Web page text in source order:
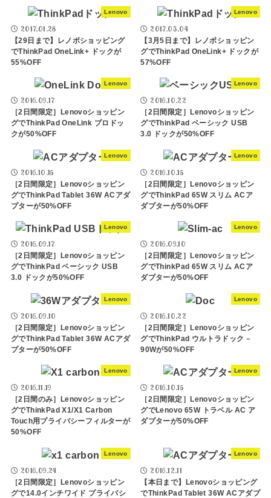
Lenovo
2017.01.28
【29日まで】レノボショッピング
でThinkPad OneLink+ ドックが
55%OFF
Lenovo
2017.03.04
【3月5日まで】レノボショッピン
グでThinkPad OneLink+ ドックが
57%OFF
Lenovo
2016.09.17
［2日間限定］Lenovoショッピン
グでThinkPad OneLink プロドッ
クが50%OFF
Lenovo
2016.10.22
［2日間限定］Lenovoショッピン
グでThinkPad ベーシック USB
3.0 ドックが50%OFF
Lenovo
2016.10.15
［2日間限定］Lenovoショッピン
グでThinkPad Tablet 36W ACアダ
プターが50%OFF
Lenovo
2016.10.15
［2日間限定］Lenovoショッピン
グでThinkPad 65W スリム ACア
ダプターが50%OFF
Lenovo
2016.09.17
［2日間限定］Lenovoショッピン
グでThinkPad ベーシック USB
3.0 ドックが50%OFF
Lenovo
2016.09.10
［2日間限定］Lenovoショッピン
グでThinkPad 65W スリム ACア
ダプターが50%OFF
Lenovo
2016.09.10
［2日間限定］Lenovoショッピン
グでThinkPad Tablet 36W ACアダ
プターが50%OFF
Lenovo
2016.10.22
［2日間限定］Lenovoショッピン
グでThinkPad ウルトラドック –
90Wが50%OFF
Lenovo
2016.11.19
［2日間のみ］Lenovoショッピン
グでThinkPad X1/X1 Carbon
Touch用プライバシーフィルターが
50%OFF
Lenovo
2016.10.15
［2日間限定］Lenovoショッピン
グでLenovo 65W トラベル AC ア
ダプターが50%OFF
Lenovo
2016.09.24
［2日間限定］Lenovoショッピン
グで14.0インチワイド プライバシ
Lenovo
2016.12.11
【本日まで】Lenovoショッピング
でThinkPad Tablet 36W ACアダプ